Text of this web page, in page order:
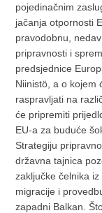
pojedinačnim
jačanja otpornosti
pravodobnu,
pripravnosti i
predsjednice
Niinistö, a o kojem
raspravljati na
će pripremiti
EU-a za buduće
Strategiju
državna tajnica
zaključke čelnika
migracije i
zapadni Balkan.